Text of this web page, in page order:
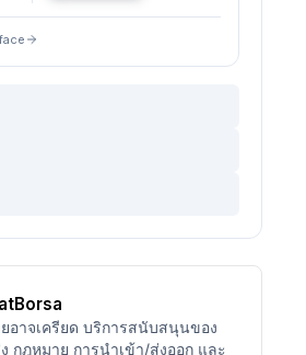
อาจเครียด บริการสนับสนุนของ
กฎหมาย การนำเข้า/ส่งออก และ